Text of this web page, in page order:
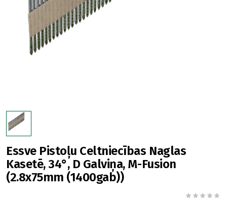
Essve Pistoļu Celtniecības Naglas
Kasetē, 34°, D Galviņa, M-Fusion
(2.8x75mm (1400gab))